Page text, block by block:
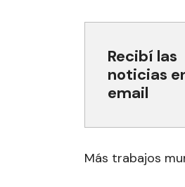
Recibí las
noticias
email
Más trabajos